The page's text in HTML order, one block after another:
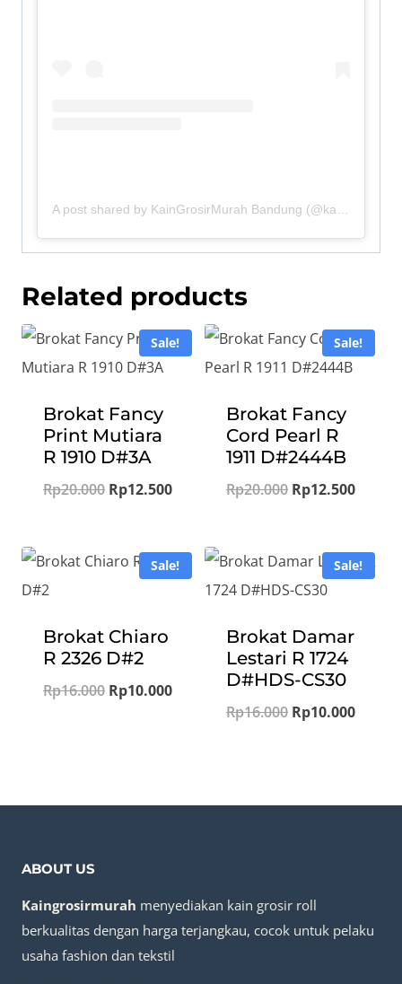
A post shared by KainGrosirMurah Bandung (@kaingrosirmurah_bandung)
Related products
Sale!
Brokat Fancy
Print Mutiara
R 1910 D#3A
Rp20.000 Original
Rp20.000.
Rp12.500Current
Rp12.500.
Sale!
Brokat Fancy
Cord Pearl R
1911 D#2444B
Rp20.000 Original
Rp20.000.
Rp12.500
Sale!
Brokat Chiaro
R 2326 D#2
Rp16.000 Original
Rp10.000Current
Sale!
Brokat Damar
Lestari R 1724
D#HDS-CS30
Rp16.000 Original
Rp10.000
ABOUT US
Kaingrosirmurah menyediakan kain grosir roll
berkualitas dengan harga terjangkau, cocok untuk pelaku
usaha fashion dan tekstil